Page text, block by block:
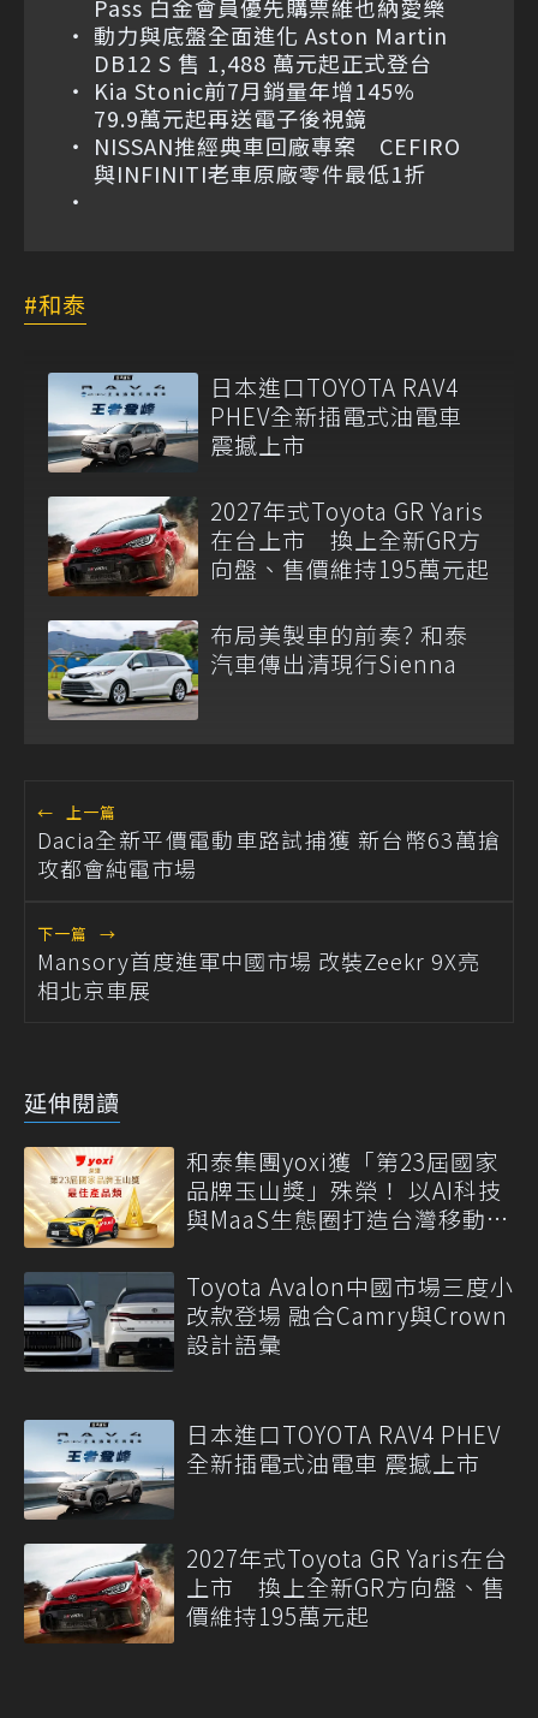
Pass 白金會員優先購票維也納愛樂
動力與底盤全面進化 Aston Martin
DB12 S 售 1,488 萬元起正式登台
Kia Stonic前7月銷量年增145%
79.9萬元起再送電子後視鏡
NISSAN推經典車回廠專案 CEFIRO
與INFINITI老車原廠零件最低1折
和泰
日本進口TOYOTA RAV4
PHEV全新插電式油電車
震撼上市
2027年式Toyota GR Yaris
在台上市 換上全新GR方
向盤、售價維持195萬元起
布局美製車的前奏? 和泰
汽車傳出清現行Sienna
← 上一篇
Dacia全新平價電動車路試捕獲 新台幣63萬搶
攻都會純電市場
下一篇 →
Mansory首度進軍中國市場 改裝Zeekr 9X亮
相北京車展
延伸閱讀
和泰集團yoxi獲「第23屆國家
品牌玉山獎」殊榮！ 以AI科技
與MaaS生態圈打造台灣移動新
Toyota Avalon中國市場三度小
改款登場 融合Camry與Crown
設計語彙
日本進口TOYOTA RAV4 PHEV
全新插電式油電車 震撼上市
2027年式Toyota GR Yaris在台
上市 換上全新GR方向盤、售
價維持195萬元起